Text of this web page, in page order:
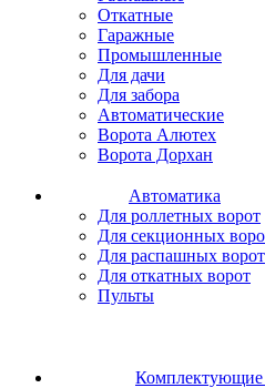
Откатные
Гаражные
Промышленные
Для дачи
Для забора
Автоматические
Ворота Алютех
Ворота Дорхан
Автоматика
Для роллетных ворот
Для секционных
Для распашных ворот
Для откатных ворот
Пульты
Комплектующие